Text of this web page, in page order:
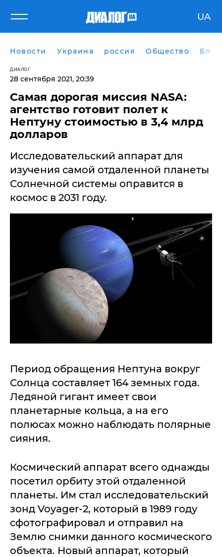
UA
Новости Украина россия Общество
ДИАЛОГ
28 сентября 2021, 20:39
Самая дорогая миссия NASA:
агентство готовит полет к
Нептуну стоимостью в 3,4 млрд
долларов
Исследовательский аппарат для
изучения самой отдаленной планеты
Солнечной системы оправится в
космос в 2031 году.
Период обращения Нептуна вокруг
Солнца составляет 164 земных года.
Ледяной гигант имеет свои
планетарные кольца, а на его
полюсах можно наблюдать полярные
сияния.
Космический аппарат всего однажды
посетил орбиту этой отдаленной
планеты. Им стал исследовательский
зонд Voyager-2, который в 1989 году
сфотографировал и отправил на
Землю снимки данного космического
объекта. Новый аппарат, который